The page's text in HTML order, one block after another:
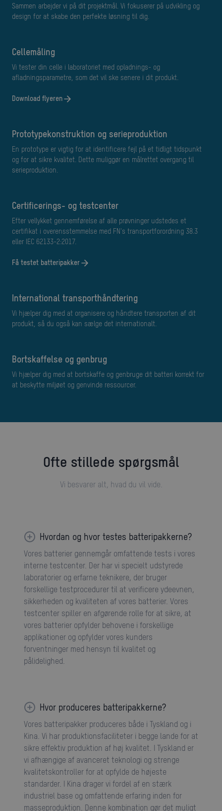
Sammen arbejder vi på dit projektmål. Vi fokuserer på udvikling og
design for at skabe den perfekte løsning til dig.
cellemåling
Vi tester din celle i laboratoriet med opladnings- og
afladningsparametre, som det vil ske senere i dit produkt.
Download flyeren
Prototypekonstruktion og serieproduktion
En prototype er vigtig for at identificere fejl på et tidligt tidspunkt
og for at sikre kvalitet. Dette muliggør en målrettet overgang til
serieproduktion.
Certificerings- og testcenter
Efter vellykket gennemførelse af alle prøvninger udstedes et
certifikat i overensstemmelse med FN's transportforordning 38.3
eller IEC 62133-2:2017.
Få testet batteripakker
International transporthåndtering
Vi hjælper dig med at organisere og håndtere transporten af dit
produkt, så du også kan sælge det internationalt.
Bortskaffelse og genbrug
Vi hjælper dig med at bortskaffe og genbruge dit batteri korrekt for
at beskytte miljøet og genvinde ressourcer.
Ofte stillede spørgsmål
Vi besvarer alt, hvad du vil vide.
Hvordan og hvor testes batteripakkerne?
Vores batterier gennemgår omfattende tests i vores
interne testcenter. Der har vi specielt udstyrede
laboratorier og erfarne teknikere, der bruger
forskellige testprocedurer til at verificere ydeevnen,
sikkerheden og kvaliteten af vores batterier. Vores
testcenter spiller en afgørende rolle for at sikre, at
vores batterier opfylder behovene i forskellige
applikationer og opfylder vores kunders
forventninger med hensyn til kvalitet og
pålidelighed.
Hvor produceres batteripakkerne?
Vores batteripakker produceres både i Tyskland og i
Kina. Vi har produktionsfaciliteter i begge lande for at
sikre effektiv produktion af høj kvalitet. I Tyskland er
vi afhængige af avanceret teknologi og strenge
kvalitetskontroller for at opfylde de højeste
standarder. I Kina drager vi fordel af en stærk
industriel base og omfattende erfaring inden for
masseproduktion. Denne kombination gør det muligt